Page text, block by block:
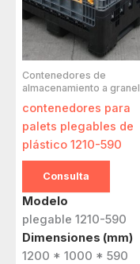
Contenedores de
almacenamiento a granel
contenedores para
palets plegables de
plástico 1210-590
Consulta
Modelo
plegable 1210-590
Dimensiones (mm)
1200 * 1000 * 590